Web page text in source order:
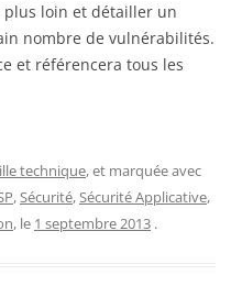
plus loin et détailler un
nombre de vulnérabilités.
et référencera tous les
technique, et marquée avec
,Sécurité,Sécurité Applicative,
, le 1 septembre 2013 .